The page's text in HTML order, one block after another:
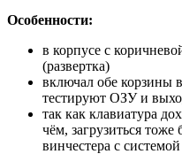
Особенности:
в корпусе с
(развертка)
включал обе корзины
тестируют ОЗУ и
так как клавиатура
чём, загрузиться
винчестера с